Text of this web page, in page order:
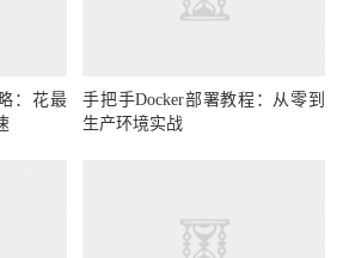
：花最
手把手Docker部署教程：从零到
生产环境实战